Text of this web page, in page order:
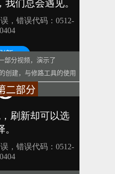
部分视频，演示了
创建，与修路工具的使用
二部分